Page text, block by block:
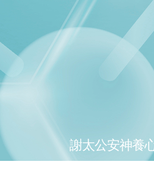
謝太公安神養